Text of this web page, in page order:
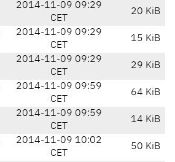
2014-11-09 09:29
CET
20 KiB
2014-11-09 09:29
CET
15 KiB
2014-11-09 09:29
CET
29 KiB
2014-11-09 09:59
CET
64 KiB
2014-11-09 09:59
CET
14 KiB
2014-11-09 10:02
CET
50 KiB